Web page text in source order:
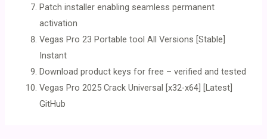
Patch installer enabling seamless permanent
activation
Vegas Pro 23 Portable tool All Versions [Stable]
Instant
Download product keys for free – verified and tested
Vegas Pro 2025 Crack Universal [x32-x64] [Latest]
GitHub